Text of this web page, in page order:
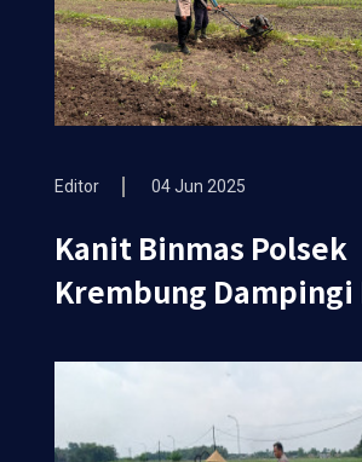
Editor 04 Jun 2025
Kanit Binmas Polsek
Krembung